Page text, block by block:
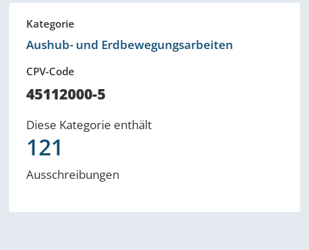
Kategorie
Aushub- und Erdbewegungsarbeiten
CPV-Code
45112000-5
Diese Kategorie enthält
121
Ausschreibungen